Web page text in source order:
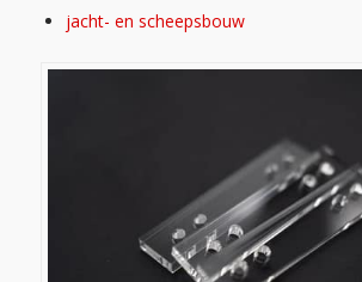
jacht- en scheepsbouw